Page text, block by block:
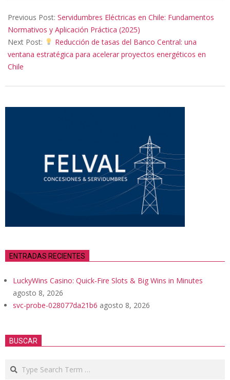
07-
28
Previous Post: Servidumbres Eléctricas en Chile: Fundamentos
Normativos y Aplicación Práctica (2025)
Next Post:
Reducción de tasas del Banco Central: una
ventana estratégica para acelerar proyectos energéticos en
Chile
ENTRADAS RECIENTES
LuckyWins Casino: Quick‑Fire Slots & Big Wins in Minutes
agosto 8, 2026
svc-probe-028077da21b6 agosto 8, 2026
BUSCAR
Search